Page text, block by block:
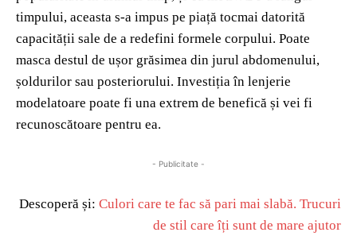
timpului, aceasta s-a impus pe piață tocmai datorită
capacității sale de a redefini formele corpului. Poate
masca destul de ușor grăsimea din jurul abdomenului,
șoldurilor sau posteriorului. Investiția în lenjerie
modelatoare poate fi una extrem de benefică și vei fi
recunoscătoare pentru ea.
- Publicitate -
Descoperă și: Culori care te fac să pari mai slabă. Trucuri
de stil care îți sunt de mare ajutor